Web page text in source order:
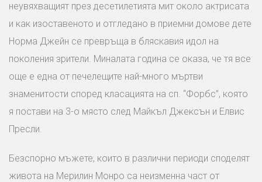
неувяхващият през десетилетията мит около актрисата
и как изоставеното и отгледано в приемни домове дете
Норма Джейн се превръща в бляскавия идол на
поколения зрители. Миналата година се оказа, че тя все
още е една от печелещите най-много мъртви
знаменитости според класацията на сп. “Форбс”, която
я постави на 3-о място след Майкъл Джексън и Елвис
Пресли.
Безспорно мъжете, които в различни периоди споделят
живота на Мерилин Монро са неизменна част от